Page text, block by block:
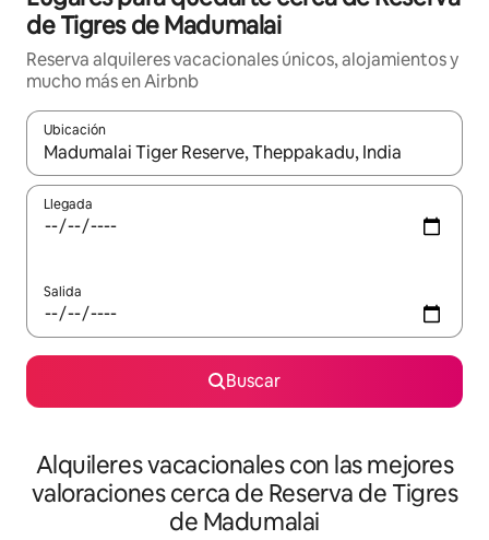
de Tigres de Madumalai
Reserva alquileres vacacionales únicos, alojamientos y
mucho más en Airbnb
Ubicación
Cuando los resultados estén disponibles, navega con las
Llegada
Salida
Buscar
Alquileres vacacionales con las mejores
valoraciones cerca de Reserva de Tigres
de Madumalai